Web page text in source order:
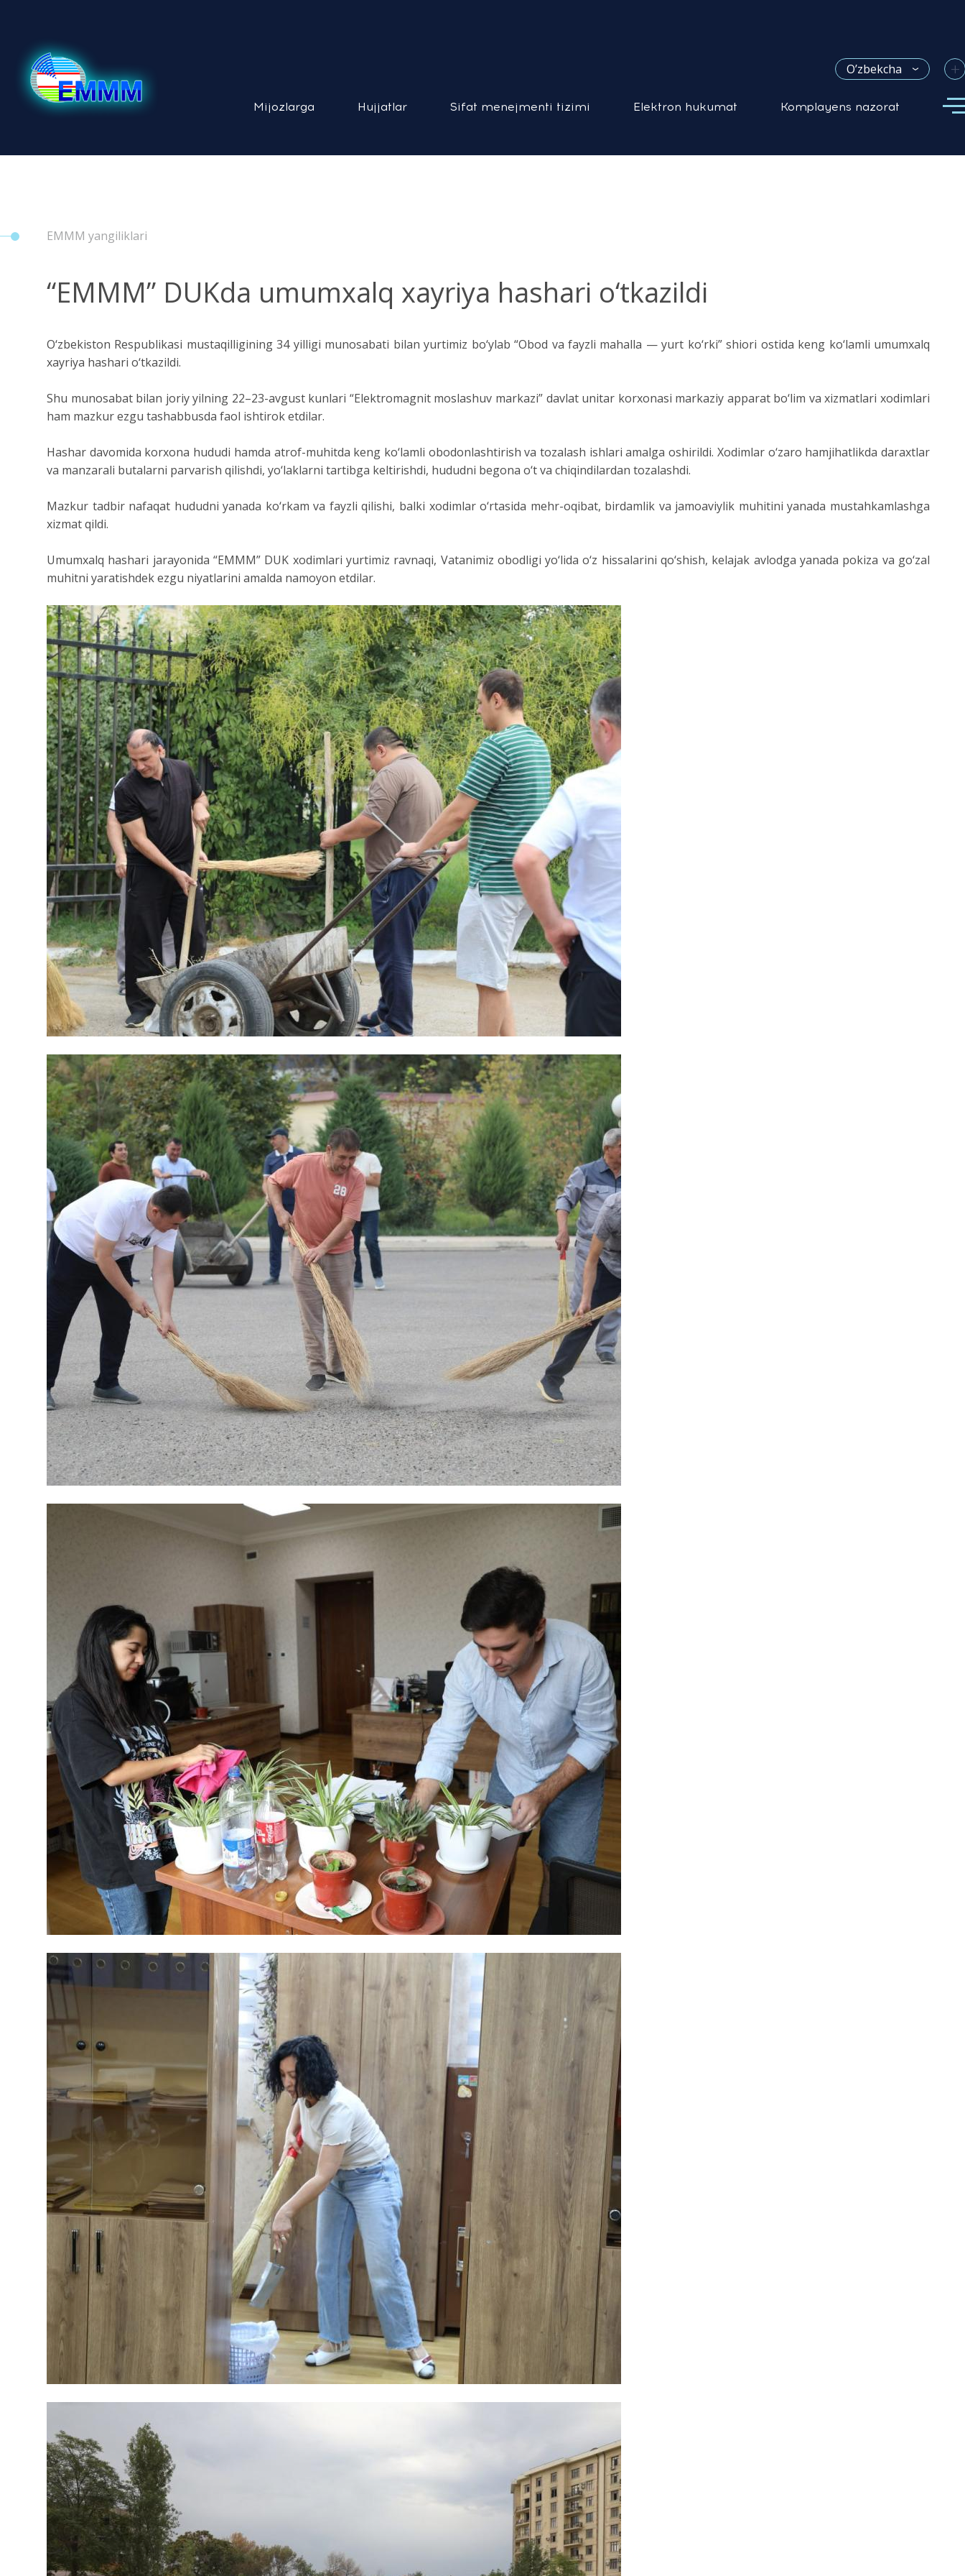
O’zbekcha +
Mijozlarga Hujjatlar Sifat menejmenti tizimi Elektron hukumat Komplayens nazorat
EMMM yangiliklari
“EMMM” DUKda umumxalq xayriya hashari o‘tkazildi
O‘zbekiston Respublikasi mustaqilligining 34 yilligi munosabati bilan yurtimiz bo‘ylab “Obod va fayzli mahalla — yurt ko‘rki” shiori ostida keng ko‘lamli umumxalq
xayriya hashari o‘tkazildi.
Shu munosabat bilan joriy yilning 22–23-avgust kunlari “Elektromagnit moslashuv markazi” davlat unitar korxonasi markaziy apparat bo‘lim va xizmatlari xodimlari
ham mazkur ezgu tashabbusda faol ishtirok etdilar.
Hashar davomida korxona hududi hamda atrof-muhitda keng ko‘lamli obodonlashtirish va tozalash ishlari amalga oshirildi. Xodimlar o‘zaro hamjihatlikda daraxtlar
va manzarali butalarni parvarish qilishdi, yo‘laklarni tartibga keltirishdi, hududni begona o‘t va chiqindilardan tozalashdi.
Mazkur tadbir nafaqat hududni yanada ko‘rkam va fayzli qilishi, balki xodimlar o‘rtasida mehr-oqibat, birdamlik va jamoaviylik muhitini yanada mustahkamlashga
xizmat qildi.
Umumxalq hashari jarayonida “EMMM” DUK xodimlari yurtimiz ravnaqi, Vatanimiz obodligi yo‘lida o‘z hissalarini qo‘shish, kelajak avlodga yanada pokiza va go‘zal
muhitni yaratishdek ezgu niyatlarini amalda namoyon etdilar.